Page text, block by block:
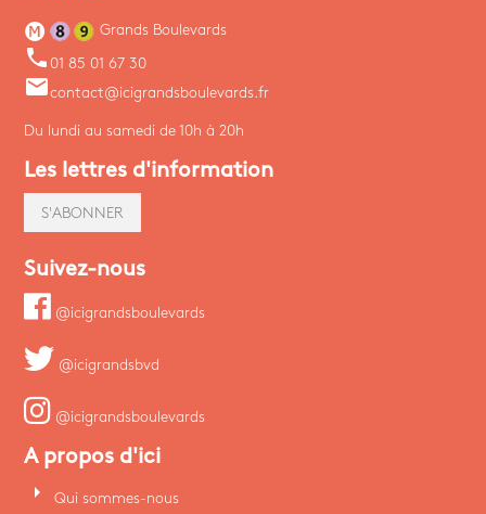
Grands Boulevards
phone 01 85 01 67 30
emailcontact@icigrandsboulevards.fr
Du lundi au samedi de 10h à 20h
Les lettres d'information
S'ABONNER
Suivez-nous
@icigrandsboulevards
@icigrandsbvd
@icigrandsboulevards
A propos d'ici
arrow_right Qui sommes-nous